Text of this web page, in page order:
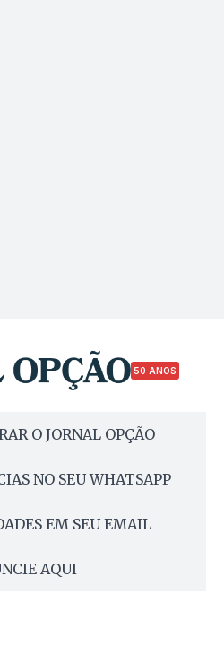
50 ANOS
O JORNAL OPÇÃO
NO SEU WHATSAPP
EM SEU EMAIL
AQUI